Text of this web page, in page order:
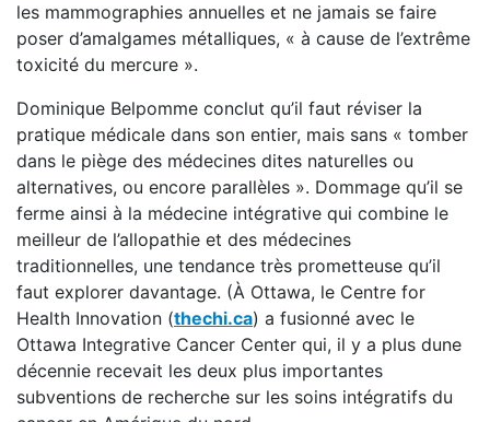
les mammographies annuelles et ne jamais se faire
poser d’amalgames métalliques, « à cause de l’extrême
toxicité du mercure ».
Dominique Belpomme conclut qu’il faut réviser la
pratique médicale dans son entier, mais sans « tomber
dans le piège des médecines dites naturelles ou
alternatives, ou encore parallèles ». Dommage qu’il se
ferme ainsi à la médecine intégrative qui combine le
meilleur de l’allopathie et des médecines
traditionnelles, une tendance très prometteuse qu’il
faut explorer davantage. (À Ottawa, le Centre for
Health Innovation (thechi.ca) a fusionné avec le
Ottawa Integrative Cancer Center qui, il y a plus dune
décennie recevait les deux plus importantes
subventions de recherche sur les soins intégratifs du